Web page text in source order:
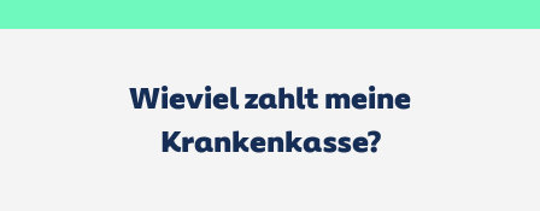
Wieviel zahlt meine
Krankenkasse?